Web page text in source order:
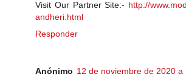
Visit Our Partner Site:- http://
andheri.html
Responder
Anónimo 12 de noviembre de 2020 a